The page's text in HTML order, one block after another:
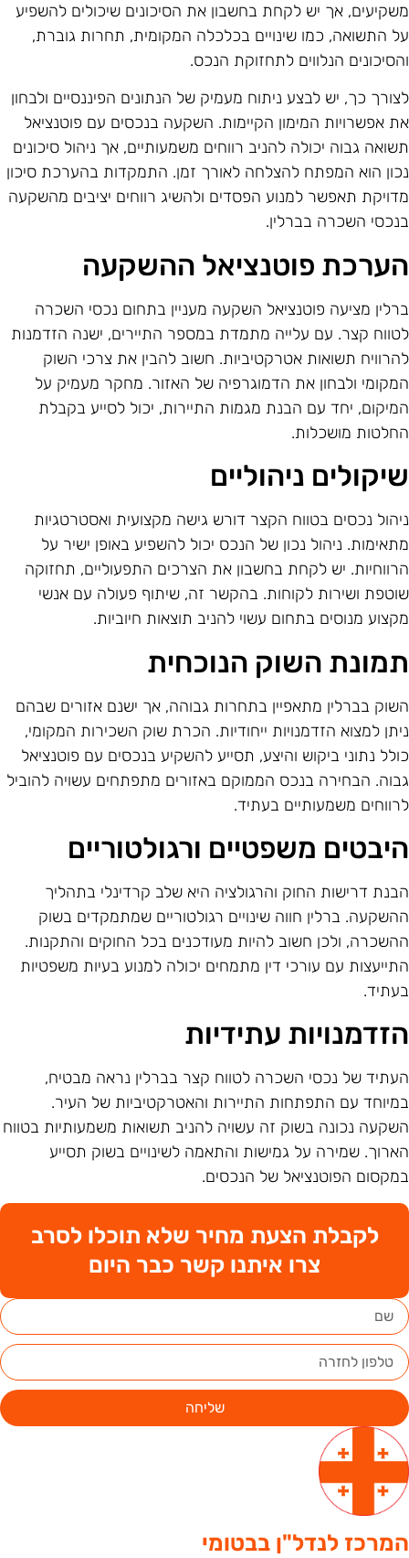
אך יש לקחת בחשבון את הסיכונים שיכולים להשפיע
התשואה, כמו שינויים בכלכלה המקומית, תחרות גוברת,
הנלווים לתחזוקת הנכס.
כך, יש לבצע ניתוח מעמיק של הנתונים הפיננסיים ולבחון
אפשרויות המימון הקיימות. השקעה בנכסים עם פוטנציאל
גבוה יכולה להניב רווחים משמעותיים, אך ניהול סיכונים
הוא המפתח להצלחה לאורך זמן. התמקדות בהערכת סיכון
תאפשר למנוע הפסדים ולהשיג רווחים יציבים מהשקעה
השכרה בברלין.
פוטנציאל ההשקעה
מציעה פוטנציאל השקעה מעניין בתחום נכסי השכרה
קצר. עם עלייה מתמדת במספר התיירים, ישנה הזדמנות
תשואות אטרקטיביות. חשוב להבין את צרכי השוק
ולבחון את הדמוגרפיה של האזור. מחקר מעמיק על
יחד עם הבנת מגמות התיירות, יכול לסייע בקבלת
מושכלות.
ניהוליים
נכסים בטווח הקצר דורש גישה מקצועית ואסטרטגיות
ניהול נכון של הנכס יכול להשפיע באופן ישיר על
יש לקחת בחשבון את הצרכים התפעוליים, תחזוקה
ושירות לקוחות. בהקשר זה, שיתוף פעולה עם אנשי
מנוסים בתחום עשוי להניב תוצאות חיוביות.
השוק הנוכחית
בברלין מתאפיין בתחרות גבוהה, אך ישנם אזורים שבהם
למצוא הזדמנויות ייחודיות. הכרת שוק השכירות המקומי,
נתוני ביקוש והיצע, תסייע להשקיע בנכסים עם פוטנציאל
הבחירה בנכס הממוקם באזורים מתפתחים עשויה להוביל
משמעותיים בעתיד.
משפטיים ורגולטוריים
דרישות החוק והרגולציה היא שלב קרדינלי בתהליך
ברלין חווה שינויים רגולטוריים שמתמקדים בשוק
ולכן חשוב להיות מעודכנים בכל החוקים והתקנות.
עם עורכי דין מתמחים יכולה למנוע בעיות משפטיות
עתידיות
של נכסי השכרה לטווח קצר בברלין נראה מבטיח,
עם התפתחות התיירות והאטרקטיביות של העיר.
נכונה בשוק זה עשויה להניב תשואות משמעותיות בטווח
שמירה על גמישות והתאמה לשינויים בשוק תסייע
הפוטנציאל של הנכסים.
לקבלת הצעת מחיר שלא תוכלו לסרב
צרו איתנו קשר כבר היום
שליחה
לנדל"ן בבטומי